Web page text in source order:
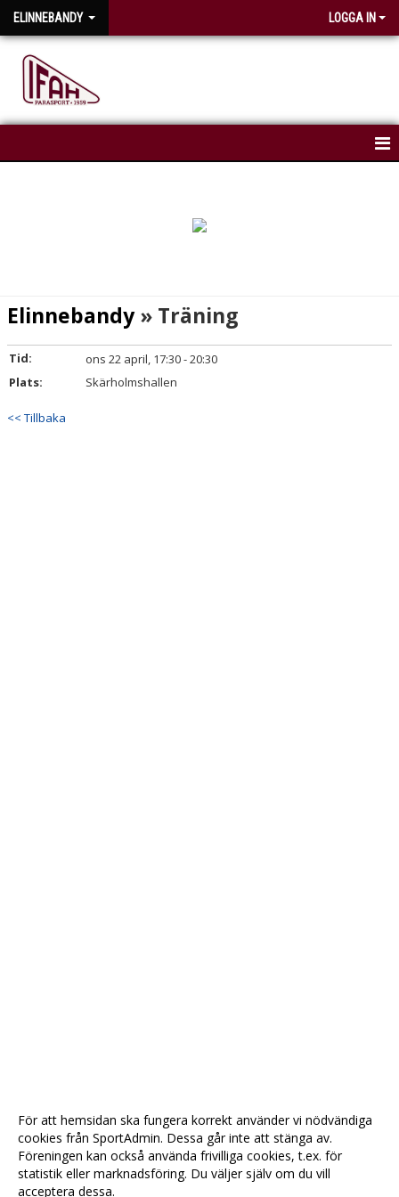
ELINNEBANDY LOGGA IN
Elinnebandy» Träning
Tid:
ons 22 april, 17:30 - 20:30
Plats:
Skärholmshallen
<< Tillbaka
För att hemsidan ska fungera korrekt använder vi nödvändiga
cookies från SportAdmin. Dessa går inte att stänga av.
Föreningen kan också använda frivilliga cookies, t.ex. för
statistik eller marknadsföring. Du väljer själv om du vill
acceptera dessa.